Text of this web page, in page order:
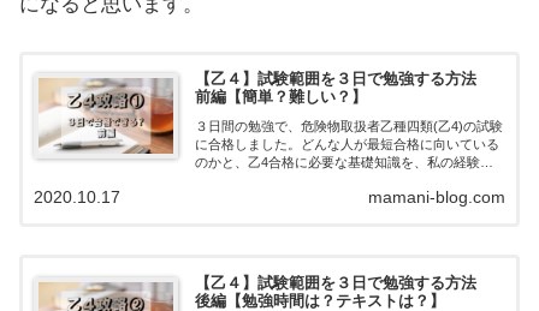
【乙４】試験範囲を３日で勉強する方法
前編【簡単？難しい？】
３日間の勉強で、危険物取扱者乙種四類(乙4)の試験
に合格しました。どんな人が最短合格に向いている
のかと、乙4合格に必要な基礎知識を、私の経験か
いる方には、とても参考になる内容だと思います！
mamani-blog.com
2020.10.17
【乙４】試験範囲を３日で勉強する方法
後編【勉強時間は？テキストは？】